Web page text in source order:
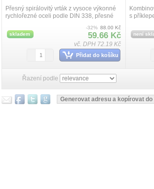
Přesný spirálovitý vrták z vysoce výkonné
rychlořezné oceli podle DIN 338, přesné
křížové broušení 135° (od 3 mm) podle D...
skladem
-32% 88.00 Kč
59.66 Kč
vč. DPH 72.19 Kč
Přidat do košíku
s
pohonu
není
Řazení podle